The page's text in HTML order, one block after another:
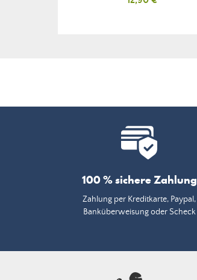
100 % sichere Zahlung
Zahlung per Kreditkarte, Paypal,
Banküberweisung oder Scheck